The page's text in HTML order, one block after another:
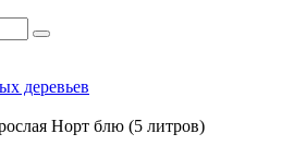
деревьев
Норт блю (5 литров)